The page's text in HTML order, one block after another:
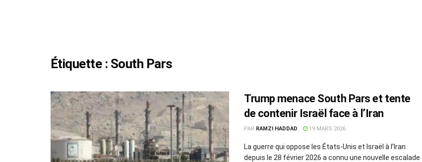
Étiquette : South Pars
Trump menace South Pars et tente
de contenir Israël face à l’Iran
PAR RAMZI HADDAD 19 MARS 2026
La guerre qui oppose les États-Unis et Israël à l’Iran
depuis le 28 février 2026 a connu une nouvelle escalade